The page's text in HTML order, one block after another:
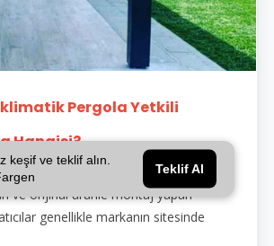
keşif ve teklif alın.
Teklif Al
Pergola Yetkili
Hangisi?
markaların bayiliğini üstlenmiş, eğitimli
ve orijinal ürünle montaj yapan
genellikle markanın sitesinde